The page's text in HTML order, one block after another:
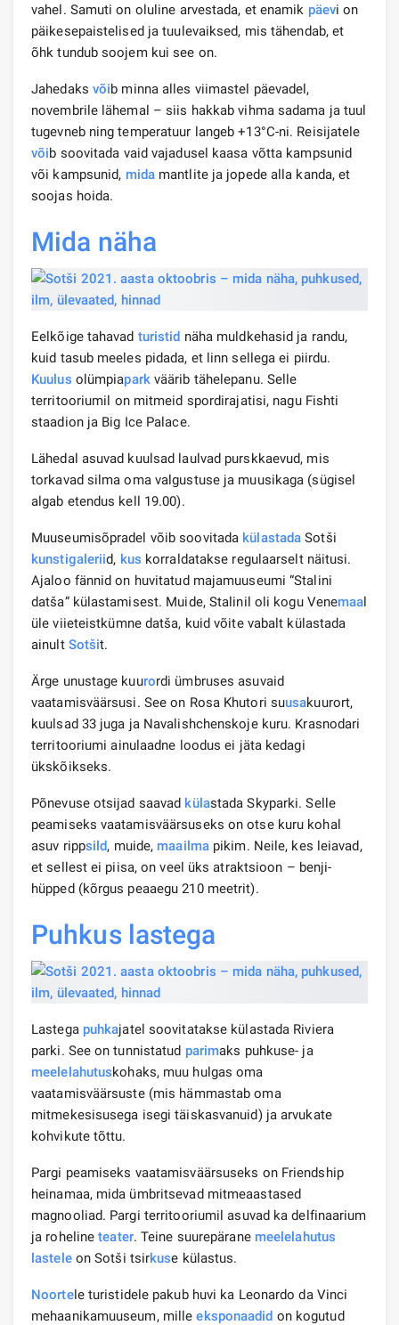
vahel. Samuti on oluline arvestada, et enamik päevi on
päikesepaistelised ja tuulevaiksed, mis tähendab, et
õhk tundub soojem kui see on.
Jahedaks võib minna alles viimastel päevadel,
novembrile lähemal – siis hakkab vihma sadama ja tuul
tugevneb ning temperatuur langeb +13°C-ni. Reisijatele
võib soovitada vaid vajadusel kaasa võtta kampsunid
või kampsunid, midamantlite ja jopede alla kanda, et
soojas hoida.
Mida näha
Eelkõige tahavad turistid näha muldkehasid ja randu,
kuid tasub meeles pidada, et linn sellega ei piirdu.
Kuulus olümpiaparkväärib tähelepanu. Selle
territooriumil on mitmeid spordirajatisi, nagu Fishti
staadion ja Big Ice Palace.
Lähedal asuvad kuulsad laulvad purskkaevud, mis
torkavad silma oma valgustuse ja muusikaga (sügisel
algab etendus kell 19.00).
Muuseumisõpradel võib soovitada külastada Sotši
kunstigaleriid, kus korraldatakse regulaarselt näitusi.
Ajaloo fännid on huvitatud majamuuseumi “Stalini
datša” külastamisest. Muide, Stalinil oli kogu Venemaal
üle viieteistkümne datša, kuid võite vabalt külastada
ainult Sotšit.
Ärge unustage kuurordi ümbruses asuvaid
vaatamisväärsusi. See on Rosa Khutori suusakuurort,
kuulsad 33 juga ja Navalishchenskoje kuru. Krasnodari
territooriumi ainulaadne loodus ei jäta kedagi
ükskõikseks.
Põnevuse otsijad saavad külastada Skyparki. Selle
peamiseks vaatamisväärsuseks on otse kuru kohal
asuv rippsild, muide, maailmapikim. Neile, kes leiavad,
et sellest ei piisa, on veel üks atraktsioon – benji-
hüpped (kõrgus peaaegu 210 meetrit).
Puhkus lastega
Lastega puhkajatel soovitatakse külastada Riviera
parki. See on tunnistatud parimaks puhkuse- ja
meelelahutuskohaks, muu hulgas oma
vaatamisväärsuste (mis hämmastab oma
mitmekesisusega isegi täiskasvanuid) ja arvukate
kohvikute tõttu.
Pargi peamiseks vaatamisväärsuseks on Friendship
heinamaa, mida ümbritsevad mitmeaastased
magnooliad. Pargi territooriumil asuvad ka delfinaarium
ja rohelineteater. Teine suurepärane meelelahutus
lasteleon Sotši tsirkuse külastus.
Noortele turistidele pakub huvi ka Leonardo da Vinci
mehaanikamuuseum, milleeksponaadid on kogutud